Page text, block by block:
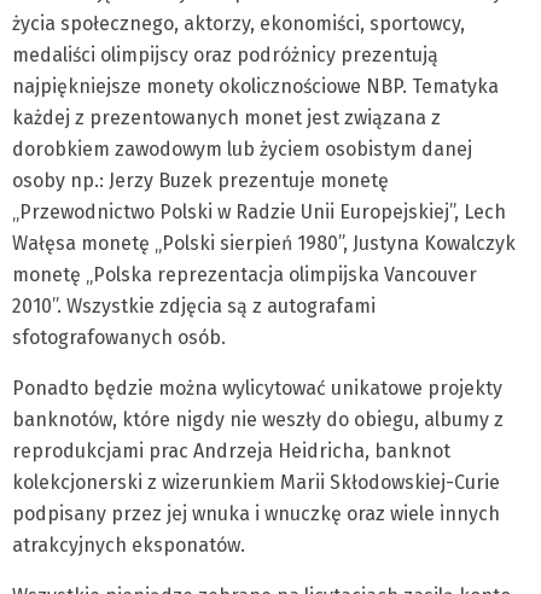
życia społecznego, aktorzy, ekonomiści, sportowcy,
medaliści olimpijscy oraz podróżnicy prezentują
najpiękniejsze monety okolicznościowe NBP. Tematyka
każdej z prezentowanych monet jest związana z
dorobkiem zawodowym lub życiem osobistym danej
osoby np.: Jerzy Buzek prezentuje monetę
„Przewodnictwo Polski w Radzie Unii Europejskiej”, Lech
Wałęsa monetę „Polski sierpień 1980”, Justyna Kowalczyk
monetę „Polska reprezentacja olimpijska Vancouver
2010”. Wszystkie zdjęcia są z autografami
sfotografowanych osób.
Ponadto będzie można wylicytować unikatowe projekty
banknotów, które nigdy nie weszły do obiegu, albumy z
reprodukcjami prac Andrzeja Heidricha, banknot
kolekcjonerski z wizerunkiem Marii Skłodowskiej-Curie
podpisany przez jej wnuka i wnuczkę oraz wiele innych
atrakcyjnych eksponatów.